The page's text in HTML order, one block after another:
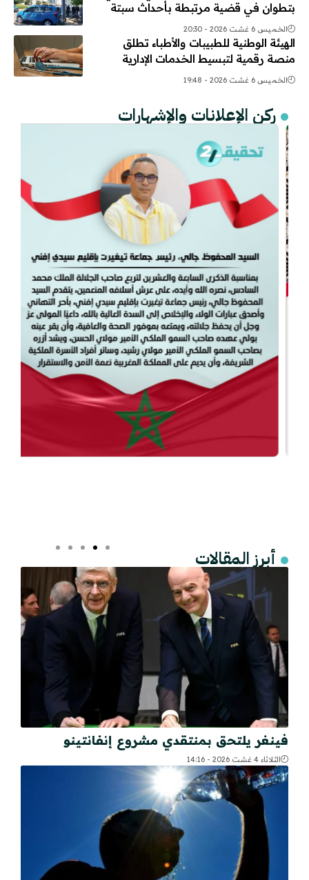
بتطوان في قضية مرتبطة بأحداث سبتة
الخميس 6 غشت 2026 - 20:30
الهيئة الوطنية للطبيبات والأطباء تطلق
منصة رقمية لتبسيط الخدمات الإدارية
الخميس 6 غشت 2026 - 19:48
ركن الإعلانات والإشهارات
أبرز المقالات
فينغر يلتحق بمنتقدي مشروع إنفانتينو
الثلاثاء 4 غشت 2026 - 14:16